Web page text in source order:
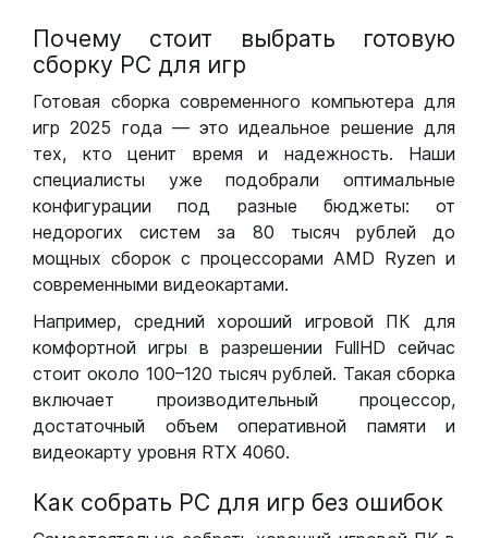
Почему стоит выбрать готовую
сборку РС для игр
Готовая сборка современного компьютера для
игр 2025 года — это идеальное решение для
тех, кто ценит время и надежность. Наши
специалисты уже подобрали оптимальные
конфигурации под разные бюджеты: от
недорогих систем за 80 тысяч рублей до
мощных сборок с процессорами AMD Ryzen и
современными видеокартами.
Например, средний хороший игровой ПК для
комфортной игры в разрешении FullHD сейчас
стоит около 100–120 тысяч рублей. Такая сборка
включает производительный процессор,
достаточный объем оперативной памяти и
видеокарту уровня RTX 4060.
Как собрать РС для игр без ошибок